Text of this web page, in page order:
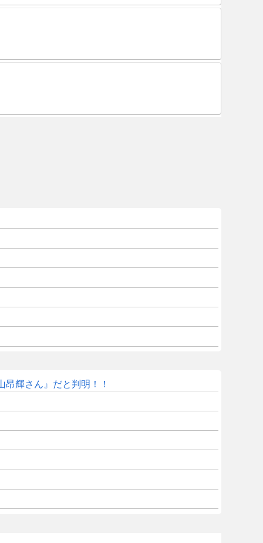
輝さん』だと判明！！